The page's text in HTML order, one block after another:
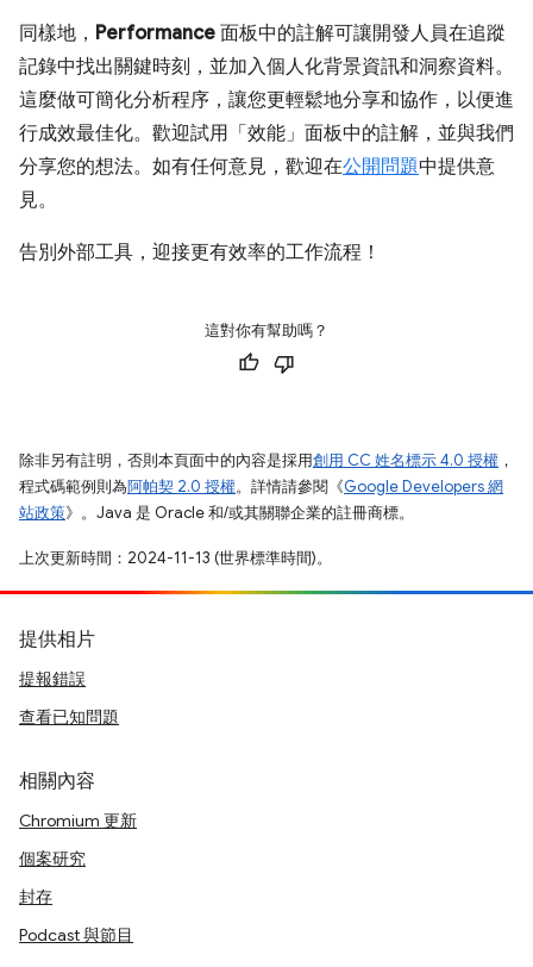
同樣地， Performance 面板中的註解可讓開發人員在追蹤
記錄中找出關鍵時刻，並加入個人化背景資訊和洞察資料。
這麼做可簡化分析程序，讓您更輕鬆地分享和協作，以便進
行成效最佳化。歡迎試用「效能」面板中的註解，並與我們
分享您的想法。如有任何意見，歡迎在公開問題中提供意
見。
告別外部工具，迎接更有效率的工作流程！
這對你有幫助嗎？
除非另有註明，否則本頁面中的內容是採用創用 CC 姓名標示 4.0 授權 ，
程式碼範例則為阿帕契 2.0 授權。詳情請參閱《Google Developers 網
站政策》。Java 是 Oracle 和/或其關聯企業的註冊商標。
上次更新時間：2024-11-13 (世界標準時間)。
提供相片
提報錯誤
查看已知問題
相關內容
Chromium 更新
個案研究
封存
Podcast 與節目